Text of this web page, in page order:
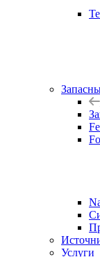
Услуги